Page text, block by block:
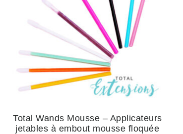
Total Wands Mousse – Applicateurs
jetables à embout mousse floquée